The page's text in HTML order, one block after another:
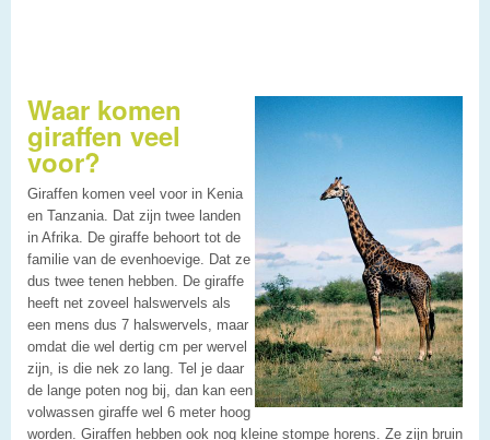
Waar komen
giraffen veel
voor?
Giraffen komen veel voor in Kenia
en Tanzania. Dat zijn twee landen
in Afrika. De giraffe behoort tot de
familie van de evenhoevige. Dat ze
dus twee tenen hebben. De giraffe
heeft net zoveel halswervels als
een mens dus 7 halswervels, maar
omdat die wel dertig cm per wervel
zijn, is die nek zo lang. Tel je daar
de lange poten nog bij, dan kan een
volwassen giraffe wel 6 meter hoog
worden. Giraffen hebben ook nog kleine stompe horens. Ze zijn bruin